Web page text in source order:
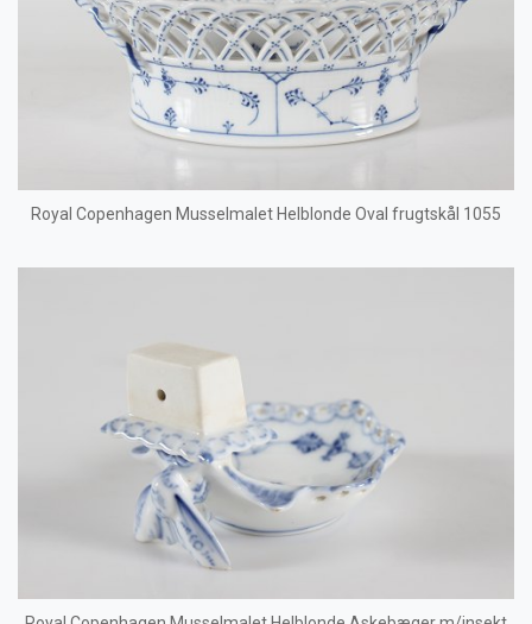
Royal Copenhagen Musselmalet Helblonde Oval frugtskål 1055